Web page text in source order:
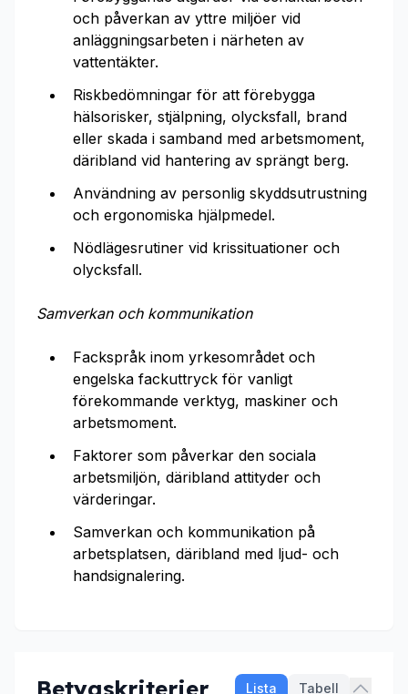
och påverkan av yttre miljöer vid
anläggningsarbeten i närheten av
vattentäkter.
Riskbedömningar för att förebygga
hälsorisker, stjälpning, olycksfall, brand
eller skada i samband med arbetsmoment,
däribland vid hantering av sprängt berg.
Användning av personlig skyddsutrustning
och ergonomiska hjälpmedel.
Nödlägesrutiner vid krissituationer och
olycksfall.
Samverkan och kommunikation
Fackspråk inom yrkesområdet och
engelska fackuttryck för vanligt
förekommande verktyg, maskiner och
arbetsmoment.
Faktorer som påverkar den sociala
arbetsmiljön, däribland attityder och
värderingar.
Samverkan och kommunikation på
arbetsplatsen, däribland med ljud- och
handsignalering.
Betygskriterier Lista Tabell